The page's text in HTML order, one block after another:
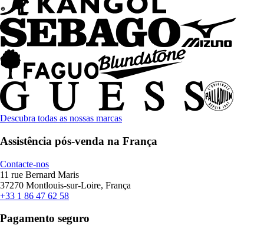
Descubra todas as nossas marcas
Assistência pós-venda na França
Contacte-nos
11 rue Bernard Maris
37270 Montlouis-sur-Loire, França
+33 1 86 47 62 58
Pagamento seguro